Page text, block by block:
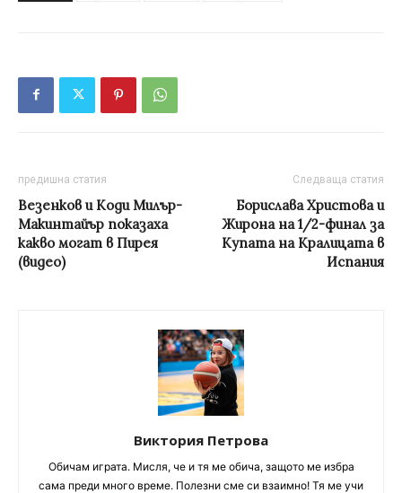
предишна статия
Везенков и Коди Милър-
Макинтайър показаха
какво могат в Пирея
(видео)
Следваща статия
Борислава Христова и
Жирона на 1/2-финал за
Купата на Кралицата в
Испания
Виктория Петрова
Обичам играта. Мисля, че и тя ме обича, защото ме избра
сама преди много време. Полезни сме си взаимно! Тя ме учи